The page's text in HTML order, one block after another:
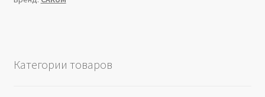
Категории товаров